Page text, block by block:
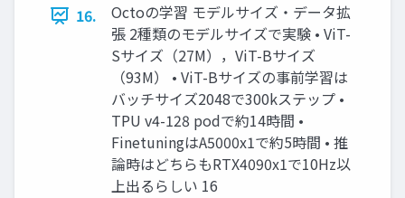
16.
Octoの学習 モデルサイズ・データ拡
張 2種類のモデルサイズで実験 • ViT-
Sサイズ（27M），ViT-Bサイズ
（93M） • ViT-Bサイズの事前学習は
バッチサイズ2048で300kステップ •
TPU v4-128 podで約14時間 •
FinetuningはA5000x1で約5時間 • 推
論時はどちらもRTX4090x1で10Hz以
上出るらしい 16